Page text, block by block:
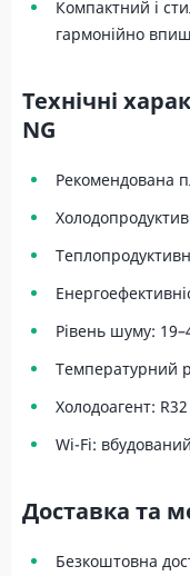
Компактний і
гармонійно
Технічні
NG
Рекомендована
Рівень шуму:
Температурний
Холодоагент: R32
Wi-Fi: вбудований
Доставка та
Безкоштовна